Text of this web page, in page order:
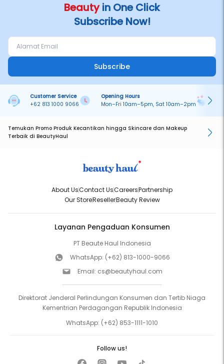
Beautyin One Click
Subscribe Now!
Subscribe
Customer Service
+62 813 1000 9066
Opening Hours
Mon–Fri 10am–5pm, Sat 10am–2pm
Temukan Promo Produk Kecantikan hingga Skincare dan Makeup
Terbaik di BeautyHaul
About UsContact UsCareersPartnership
Our StoreResellerBeauty Review
Layanan Pengaduan Konsumen
PT Beaute Haul Indonesia
WhatsApp: (+62) 813-1000-9066
Email: cs@beautyhaul.com
Direktorat Jenderal Perlindungan Konsumen dan Tertib Niaga
Kementrian Perdagangan Republik Indonesia
WhatsApp: (+62) 853-1111-1010
Follow us!